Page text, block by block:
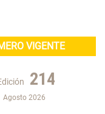
VIGENTE
214
Agosto 2026